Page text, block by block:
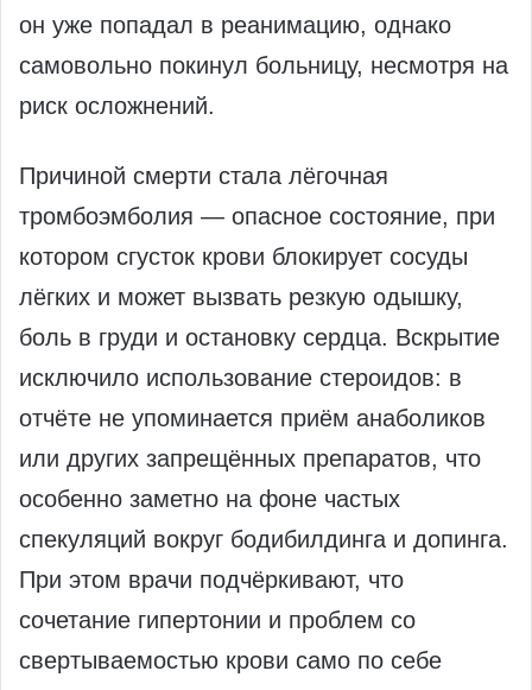
он уже попадал в реанимацию, однако
самовольно покинул больницу, несмотря на
риск осложнений.
Причиной смерти стала лёгочная
тромбоэмболия — опасное состояние, при
котором сгусток крови блокирует сосуды
лёгких и может вызвать резкую одышку,
боль в груди и остановку сердца. Вскрытие
исключило использование стероидов: в
отчёте не упоминается приём анаболиков
или других запрещённых препаратов, что
особенно заметно на фоне частых
спекуляций вокруг бодибилдинга и допинга.
При этом врачи подчёркивают, что
сочетание гипертонии и проблем со
свертываемостью крови само по себе